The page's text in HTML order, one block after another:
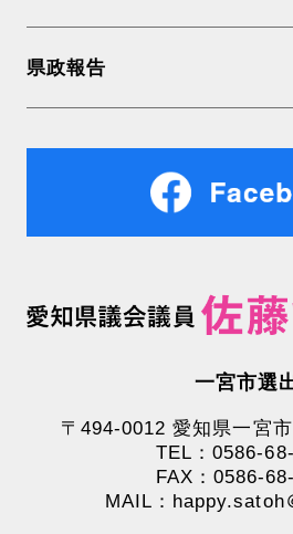
県政報告
一宮市選
〒494-0012 愛知県一宮
TEL：0586-
FAX：0586-
MAIL：happy.satoh